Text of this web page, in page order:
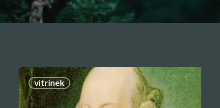
vitrinek 0